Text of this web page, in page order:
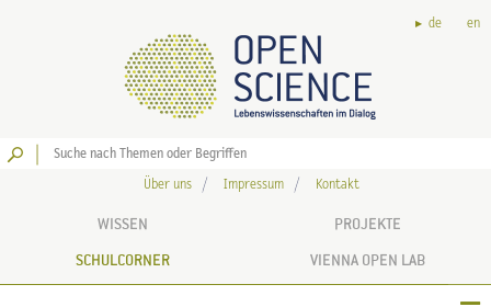
de en
Über uns Impressum Kontakt
WISSEN PROJEKTE
SCHULCORNER VIENNA OPEN LAB